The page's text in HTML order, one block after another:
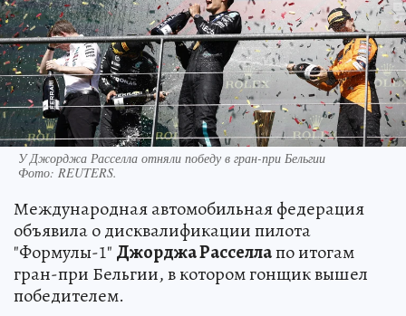
У Джорджа Расселла отняли победу в гран-при Бельгии
Фото: REUTERS.
Международная автомобильная федерация
объявила о дисквалификации пилота
"Формулы-1" Джорджа Расселлапо итогам
гран-при Бельгии, в котором гонщик вышел
победителем.